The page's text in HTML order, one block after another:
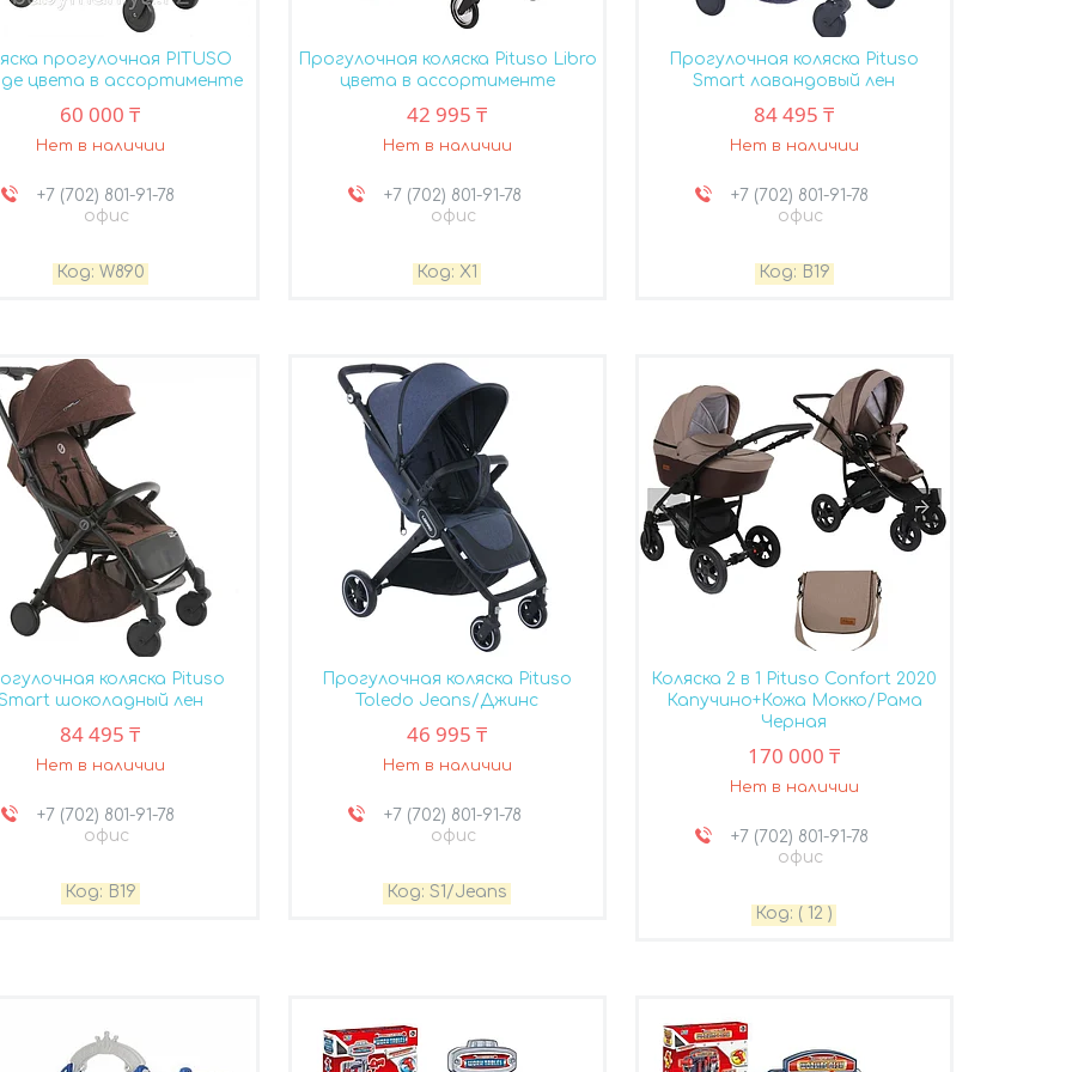
прогулочная PITUSO
цвета в ассортименте
60 000 ₸
Нет в наличии
+7 (702) 801-91-78
офис
W890
Прогулочная коляска Pituso Libro
цвета в ассортименте
42 995 ₸
Нет в наличии
+7 (702) 801-91-78
офис
Х1
Прогулочная коляска Pituso
Smart лавандовый лен
84 495 ₸
Нет в наличии
+7 (702) 801-91-78
офис
B19
коляска Pituso
шоколадный лен
84 495 ₸
Нет в наличии
+7 (702) 801-91-78
офис
B19
Прогулочная коляска Pituso
Toledo Jeans/Джинс
46 995 ₸
Нет в наличии
+7 (702) 801-91-78
офис
S1/Jeans
Коляска 2 в 1 Pituso Confort 2020
Капучино+Кожа Мокко/Рама
Черная
170 000 ₸
Нет в наличии
+7 (702) 801-91-78
офис
( 12 )